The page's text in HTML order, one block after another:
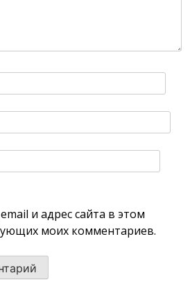
и адрес сайта в этом
моих комментариев.